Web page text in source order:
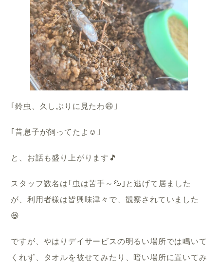
｢鈴虫、久しぶりに見たわ😄｣
｢昔息子が飼ってたよ☺️｣
と、お話も盛り上がります🎵
スタッフ数名は｢虫は苦手～💦｣と逃げて居ました
が、利用者様は皆興味津々で、観察されていました
😆
ですが、やはりデイサービスの明るい場所では鳴いて
くれず、タオルを被せてみたり、暗い場所に置いてみ